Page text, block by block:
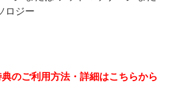
ロジー
のご利用方法・詳細はこちらから